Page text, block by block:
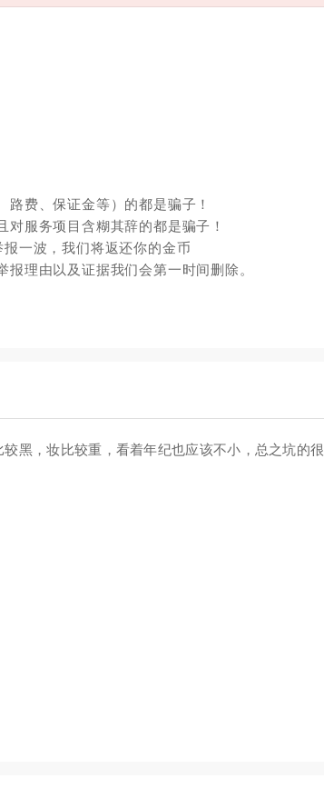
费、保证金等）的都是骗子！
服务项目含糊其辞的都是骗子！
一波，我们将返还你的金币
理由以及证据我们会第一时间删除。
黑，妆比较重，看着年纪也应该不小，总之坑的很